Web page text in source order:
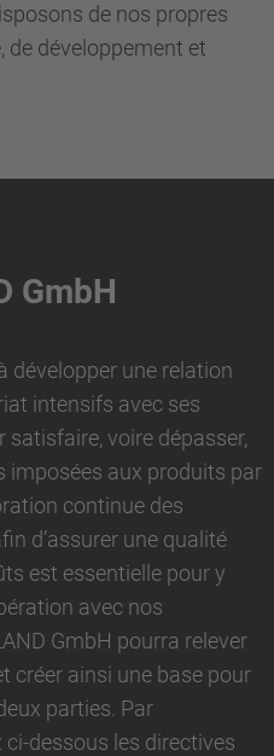
de nos propres
de développement et
GmbH
développer une relation
intensifs avec ses
voire dépasser,
imposées aux produits par
continue des
d’assurer une qualité
est essentielle pour y
avec nos
GmbH pourra relever
créer ainsi une base pour
parties. Par
dessous les directives